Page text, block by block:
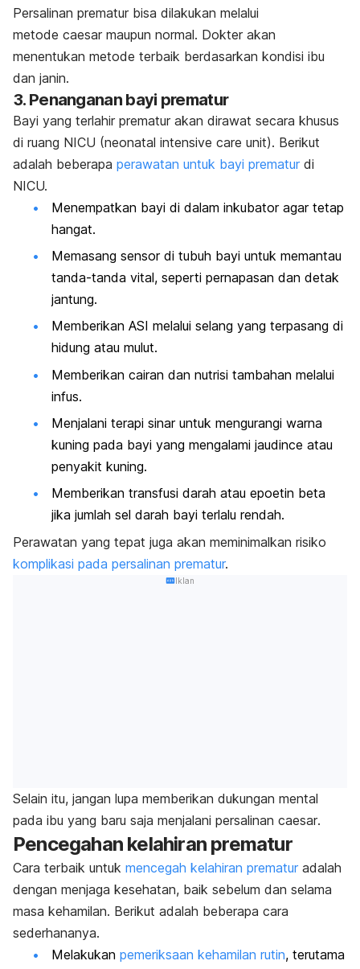
Persalinan prematur bisa dilakukan melalui
metode caesar maupun normal. Dokter akan
menentukan metode terbaik berdasarkan kondisi ibu
dan janin.
3. Penanganan bayi prematur
Bayi yang terlahir prematur akan dirawat secara khusus
di ruang NICU (neonatal intensive care unit). Berikut
adalah beberapa perawatan untuk bayi prematur di
NICU.
Menempatkan bayi di dalam inkubator agar tetap
hangat.
Memasang sensor di tubuh bayi untuk memantau
tanda-tanda vital, seperti pernapasan dan detak
jantung.
Memberikan ASI melalui selang yang terpasang di
hidung atau mulut.
Memberikan cairan dan nutrisi tambahan melalui
infus.
Menjalani terapi sinar untuk mengurangi warna
kuning pada bayi yang mengalami jaudince atau
penyakit kuning.
Memberikan transfusi darah atau epoetin beta
jika jumlah sel darah bayi terlalu rendah.
Perawatan yang tepat juga akan meminimalkan risiko
komplikasi pada persalinan prematur.
Iklan
Selain itu, jangan lupa memberikan dukungan mental
pada ibu yang baru saja menjalani persalinan caesar.
Pencegahan kelahiran prematur
Cara terbaik untuk mencegah kelahiran prematur adalah
dengan menjaga kesehatan, baik sebelum dan selama
masa kehamilan. Berikut adalah beberapa cara
sederhananya.
Melakukan pemeriksaan kehamilan rutin, terutama